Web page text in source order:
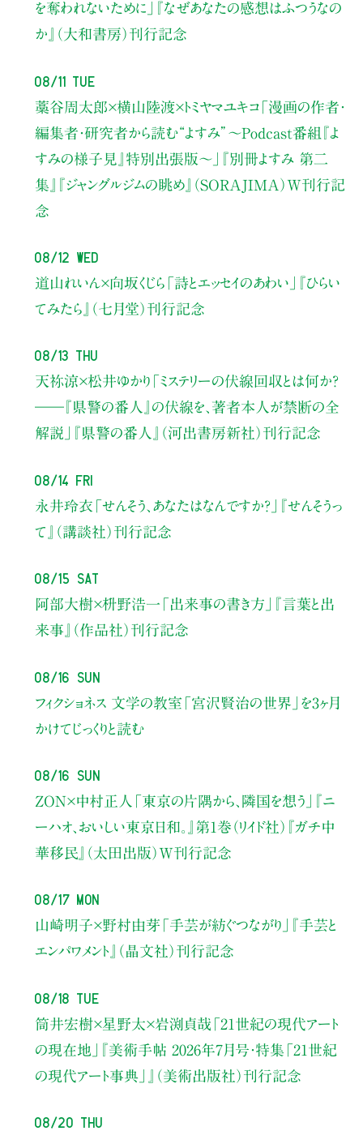
を奪われないために」
『なぜあなたの感想はふつうなの
か』（大和書房）刊行記念
08/11 Tue
藁谷周太郎×横山陸渡×トミヤマユキコ「漫画の作者・
編集者・研究者から読む“よすみ” 〜Podcast番組『よ
すみの様子見』特別出張版〜」
『別冊よすみ 第二
集』『ジャングルジムの眺め』（SORAJIMA）W刊行記
念
08/12 Wed
道山れいん×向坂くじら 「詩とエッセイのあわい」
『ひらい
てみたら』（七月堂）刊行記念
08/13 Thu
天祢涼×松井ゆかり 「ミステリーの伏線回収とは何か？
――『県警の番人』の伏線を、著者本人が禁断の全
解説」
『県警の番人』（河出書房新社）刊行記念
08/14 Fri
永井玲衣 「せんそう、あなたはなんですか？」
『せんそうっ
て』（講談社）刊行記念
08/15 Sat
阿部大樹×枡野浩一 「出来事の書き方」
『言葉と出
来事』（作品社）刊行記念
08/16 Sun
フィクショネス 文学の教室 「宮沢賢治の世界」を3ヶ月
かけてじっくりと読む
08/16 Sun
ZON×中村正人 「東京の片隅から、隣国を想う」
『ニ
ーハオ、おいしい東京日和。』第1巻（リイド社） 『ガチ中
華移民』（太田出版）W刊行記念
08/17 Mon
山崎明子×野村由芽 「手芸が紡ぐつながり」
『手芸と
エンパワメント』（晶文社）刊行記念
08/18 Tue
筒井宏樹×星野太×岩渕貞哉 「21世紀の現代アート
の現在地」
『美術手帖 2026年7月号・特集「21世紀
の現代アート事典」』（美術出版社）刊行記念
08/20 Thu